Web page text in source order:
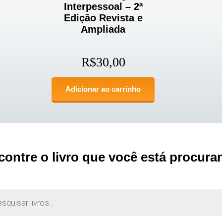
Interpessoal – 2ª
Edição Revista e
Ampliada
R$30,00
Adicionar ao carrinho
o livro que você está